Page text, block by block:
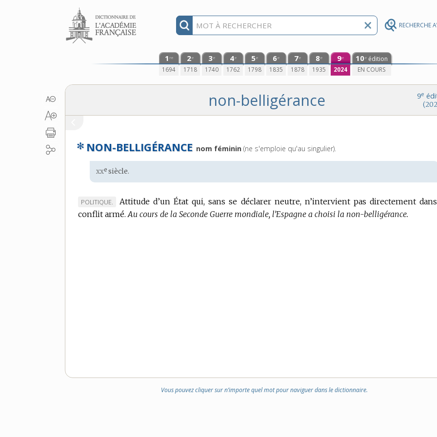
RECHERCHE
Aller au contenu
1 re
1694
2e
1718
3e
1740
4e
1762
5e
1798
6e
1835
7e
1878
8e
1935
9e
2024
10e édition
EN COURS
9e
non-belligérance
✻ NON-BELLIGÉRANCE nom féminin (ne s'emploie qu'au singulier).
Étymologie
:
xxe siècle.
MARQUE
DE
POLITIQUE.
Attitude d’un État qui, sans se déclarer neutre, n’intervient pas directement
conflit armé. Au cours de la Seconde Guerre mondiale, l’Espagne a choisi la non-belligérance.
Vous pouvez cliquer sur n’importe quel mot pour naviguer dans le dictionnaire.